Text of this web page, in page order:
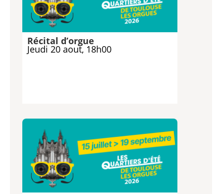
Récital d’orgue
Jeudi 20 aout, 18h00